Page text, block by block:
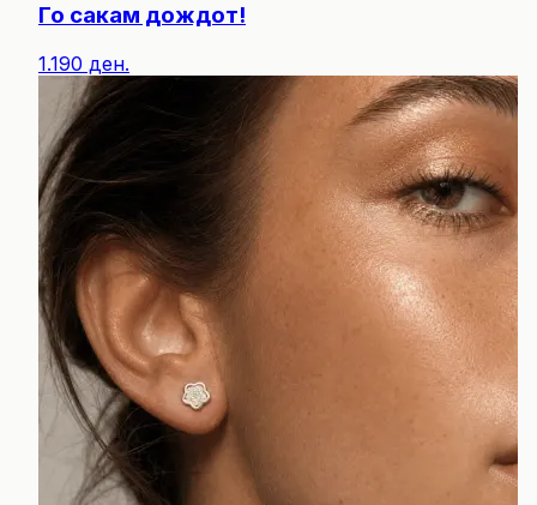
Го сакам дождот!
1.190 ден.